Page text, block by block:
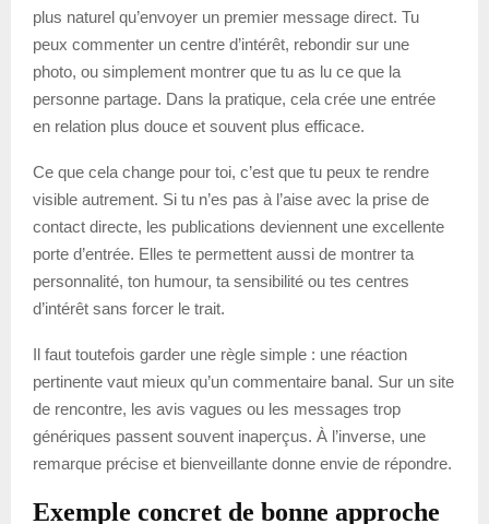
plus naturel qu’envoyer un premier message direct. Tu
peux commenter un centre d’intérêt, rebondir sur une
photo, ou simplement montrer que tu as lu ce que la
personne partage. Dans la pratique, cela crée une entrée
en relation plus douce et souvent plus efficace.
Ce que cela change pour toi, c’est que tu peux te rendre
visible autrement. Si tu n’es pas à l’aise avec la prise de
contact directe, les publications deviennent une excellente
porte d’entrée. Elles te permettent aussi de montrer ta
personnalité, ton humour, ta sensibilité ou tes centres
d’intérêt sans forcer le trait.
Il faut toutefois garder une règle simple : une réaction
pertinente vaut mieux qu’un commentaire banal. Sur un site
de rencontre, les avis vagues ou les messages trop
génériques passent souvent inaperçus. À l’inverse, une
remarque précise et bienveillante donne envie de répondre.
Exemple concret de bonne approche